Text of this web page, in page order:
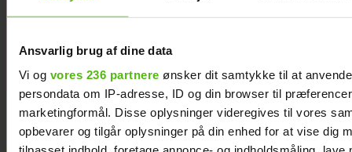
Ansvarlig brug af dine data
Vi og vores 236 partnere ønsker dit samtykke til at
persondata om IP-adresse, ID og din browser til
marketingformål. Disse oplysninger videregives til vores
opbevarer og tilgår oplysninger på din enhed for at vise dig
Jeg er nervøs!